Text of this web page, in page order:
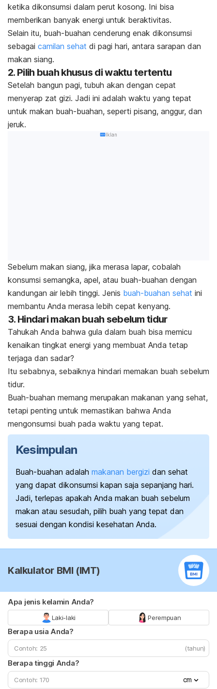
ketika dikonsumsi dalam perut kosong. Ini bisa
memberikan banyak energi untuk beraktivitas.
Selain itu, buah-buahan cenderung enak dikonsumsi
sebagai camilan sehat di pagi hari, antara sarapan dan
makan siang.
2. Pilih buah khusus di waktu tertentu
Setelah bangun pagi, tubuh akan dengan cepat
menyerap zat gizi. Jadi ini adalah waktu yang tepat
untuk makan buah-buahan, seperti pisang, anggur, dan
jeruk.
Iklan
Sebelum makan siang, jika merasa lapar, cobalah
konsumsi semangka, apel, atau buah-buahan dengan
kandungan air lebih tinggi. Jenis buah-buahan sehat ini
membantu Anda merasa lebih cepat kenyang.
3. Hindari makan buah sebelum tidur
Tahukah Anda bahwa gula dalam buah bisa memicu
kenaikan tingkat energi yang membuat Anda tetap
terjaga dan sadar?
Itu sebabnya, sebaiknya hindari memakan buah sebelum
tidur.
Buah-buahan memang merupakan makanan yang sehat,
tetapi penting untuk memastikan bahwa Anda
mengonsumsi buah pada waktu yang tepat.
Kesimpulan
Buah-buahan adalah makanan bergizi dan sehat
yang dapat dikonsumsi kapan saja sepanjang hari.
Jadi, terlepas apakah Anda makan buah sebelum
makan atau sesudah, pilih buah yang tepat dan
sesuai dengan kondisi kesehatan Anda.
Kalkulator BMI (IMT)
Apa jenis kelamin Anda?
Laki-laki Perempuan
Berapa usia Anda?
(tahun)
Berapa tinggi Anda?
cm